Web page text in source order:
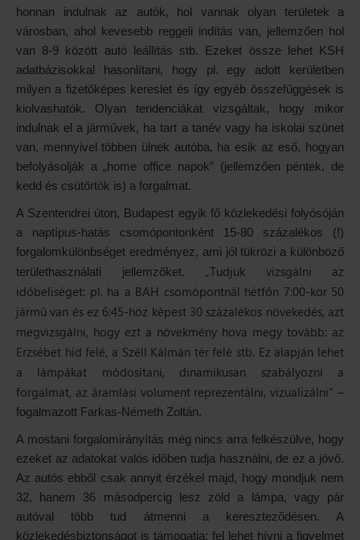
honnan indulnak az autók, hol vannak olyan területek a
városban, ahol kevesebb reggeli indítás van, jellemzően hol
van 8-9 között autó leállítás stb. Ezeket össze lehet KSH
adatbázisokkal hasonlítani, hogy pl. egy adott kerületben
milyen a fizetőképes kereslet és így egyéb összefüggések is
kiolvashatók. Olyan tendenciákat vizsgáltak, hogy mikor
indulnak el a járművek, ha tart a tanév vagy ha iskolai szünet
van, mennyivel többen ülnek autóba, ha esik az eső, hogyan
befolyásolják a „home office napok” (jellemzően péntek, de
kedd és csütörtök is) a forgalmat.
A Szentendrei úton, Budapest egyik fő közlekedési folyósóján
a naptípus-hatás csomópontonként 15-80 százalékos (!)
forgalomkülönbséget eredményez, ami jól tükrözi a különböző
területhasználati jellemzőket. „Tudjuk vizsgálni az
időbeliséget: pl. ha a BAH csomópontnál hétfőn 7:00-kor 50
jármű van és ez 6:45-höz képest 30 százalékos növekedés, azt
megvizsgálni, hogy ezt a növekmény hova megy tovább: az
Erzsébet híd felé, a Széll Kálmán tér felé stb. Ez alapján lehet
a lámpákat módosítani, dinamikusan szabályozni a
forgalmat, az áramlási volument reprezentálni, vizualizálni” –
fogalmazott Farkas-Németh Zoltán.
A mostani forgalomirányítás még nincs arra felkészülve, hogy
ezeket az adatokat valós időben tudja használni, de ez a jövő.
Az autós ebből csak annyit érzékel majd, hogy mondjuk nem
32, hanem 36 másodpercig lesz zöld a lámpa, vagy pár
autóval több tud átmenni a kereszteződésen. A
közlekedésbiztonságot is támogatja: fel lehet hívni a figyelmet